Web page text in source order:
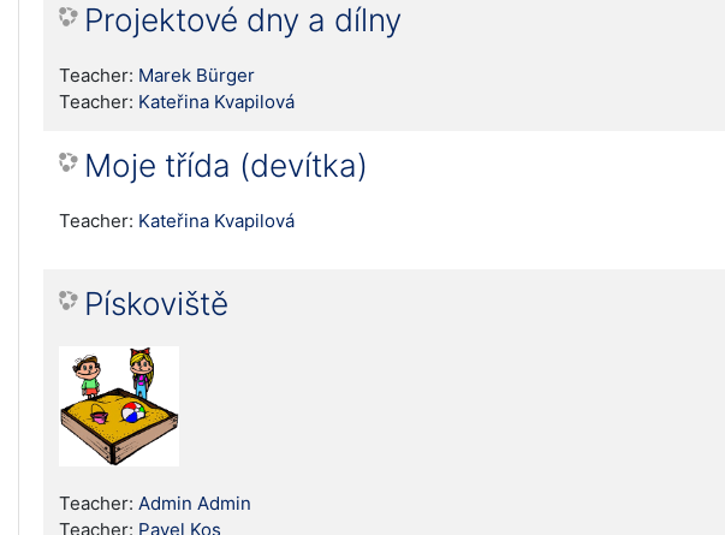
Projektové dny a dílny
Teacher: Marek Bürger
Teacher: Kateřina Kvapilová
Moje třída (devítka)
Teacher: Kateřina Kvapilová
Pískoviště
Teacher: Admin Admin
Teacher: Pavel Kos